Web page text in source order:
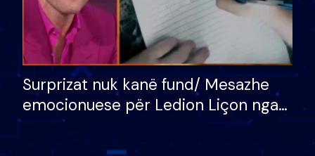
Surprizat nuk kanë fund/ Mesazhe
emocionuese për Ledion Liçon nga
nëna dhe fëmijët e tij, moderatori
nuk i mban dot lotët: Nuk meritoj…